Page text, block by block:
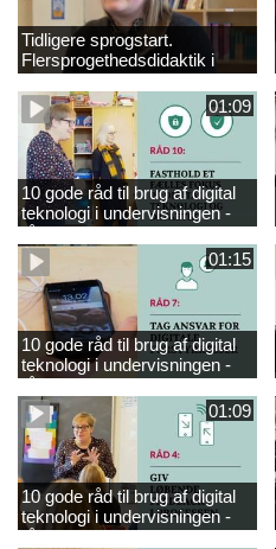
Tidligere sprogstart.
Flersprogethedsdidaktik i
engelsk
01:09
10 gode råd til brug af digital
teknologi i undervisningen -
råd 10
01:15
10 gode råd til brug af digital
teknologi i undervisningen -
råd 7
01:09
10 gode råd til brug af digital
teknologi i undervisningen -
råd 4